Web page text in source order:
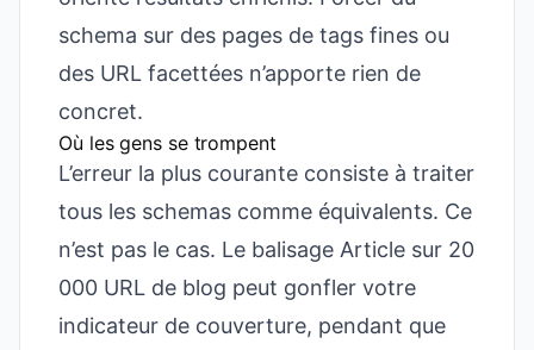
schema sur des pages de tags fines ou
des URL facettées n’apporte rien de
concret.
Où les gens se trompent
L’erreur la plus courante consiste à traiter
tous les schemas comme équivalents. Ce
n’est pas le cas. Le balisage Article sur 20
000 URL de blog peut gonfler votre
indicateur de couverture, pendant que